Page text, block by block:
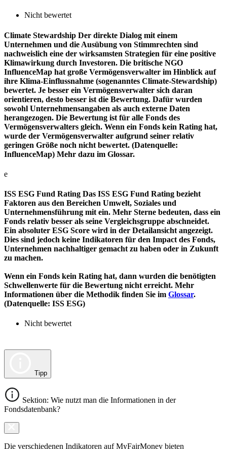
Nicht bewertet
Climate Stewardship Der direkte Dialog mit einem
Unternehmen und die Ausübung von Stimmrechten sind
nachweislich eine der wirksamsten Strategien für eine positive
Klimawirkung durch Investoren. Die britische NGO
InfluenceMap hat große Vermögensverwalter im Hinblick auf
ihre Klima-Einflussnahme (sogenanntes Climate-Stewardship)
bewertet. Je besser ein Vermögensverwalter sich daran
orientieren, desto besser ist die Bewertung. Dafür wurden
sowohl Unternehmensangaben als auch externe Daten
herangezogen. Die Bewertung ist für alle Fonds des
Vermögensverwalters gleich. Wenn ein Fonds kein Rating hat,
wurde der Vermögensverwalter aufgrund seiner relativ
geringen Größe noch nicht bewertet. (Datenquelle:
InfluenceMap) Mehr dazu im Glossar.
e
ISS ESG Fund Rating Das ISS ESG Fund Rating bezieht
Faktoren aus den Bereichen Umwelt, Soziales und
Unternehmensführung mit ein. Mehr Sterne bedeuten, dass ein
Fonds relativ besser als seine Vergleichsgruppe abschneidet.
Ein absoluter ESG Score wird in der Detailansicht angezeigt.
Dies sind jedoch keine Indikatoren für den Impact des Fonds,
Unternehmen nachhaltiger gemacht zu haben oder in Zukunft
zu machen.
Wenn ein Fonds kein Rating hat, dann wurden die benötigten
Schwellenwerte für die Bewertung nicht erreicht. Mehr
Informationen über die Methodik finden Sie im Glossar.
(Datenquelle: ISS ESG)
Nicht bewertet
Tipp
Sektion: Wie nutzt man die Informationen in der
Fondsdatenbank?
Die verschiedenen Indikatoren auf MyFairMoney bieten